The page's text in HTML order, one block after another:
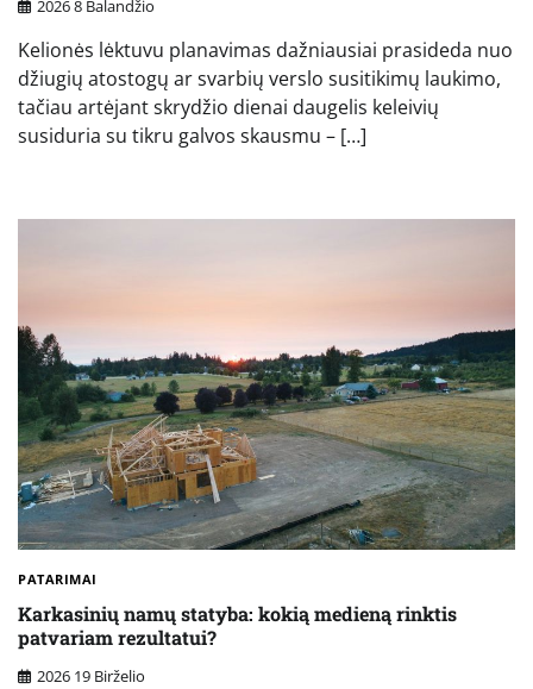
2026 8 Balandžio
Kelionės lėktuvu planavimas dažniausiai prasideda nuo
džiugių atostogų ar svarbių verslo susitikimų laukimo,
tačiau artėjant skrydžio dienai daugelis keleivių
susiduria su tikru galvos skausmu – […]
PATARIMAI
Karkasinių namų statyba: kokią medieną rinktis
patvariam rezultatui?
2026 19 Birželio